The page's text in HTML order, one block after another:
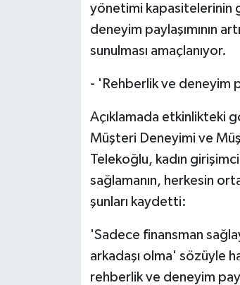
yönetimi kapasitelerinin
deneyim paylaşımının
sunulması amaçlanıyor.
- 'Rehberlik ve deneyim
Açıklamada etkinlikteki
Müşteri Deneyimi ve
Telekoğlu, kadın
sağlamanın, herkesin
şunları kaydetti:
'Sadece finansman
arkadaşı olma' sözüyle
rehberlik ve deneyim